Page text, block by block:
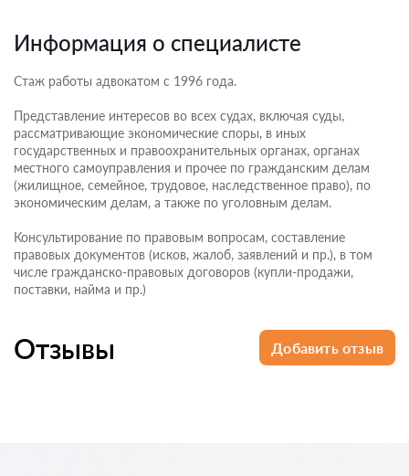
Информация о специалисте
Стаж работы адвокатом с 1996 года.
Представление интересов во всех судах, включая суды,
рассматривающие экономические споры, в иных
государственных и правоохранительных органах, органах
местного самоуправления и прочее по гражданским делам
(жилищное, семейное, трудовое, наследственное право), по
экономическим делам, а также по уголовным делам.
Консультирование по правовым вопросам, составление
правовых документов (исков, жалоб, заявлений и пр.), в том
числе гражданско-правовых договоров (купли-продажи,
поставки, найма и пр.)
Отзывы Добавить отзыв